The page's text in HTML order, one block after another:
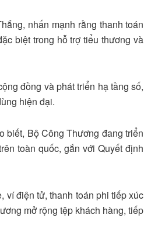
nhấn mạnh rằng thanh toán
biệt trong hỗ trợ tiểu thương và
đồng và phát triển hạ tầng số,
hiện đại.
biết, Bộ Công Thương đang triển
toàn quốc, gắn với Quyết định
ví điện tử, thanh toán phi tiếp xúc
mở rộng tệp khách hàng, tiếp